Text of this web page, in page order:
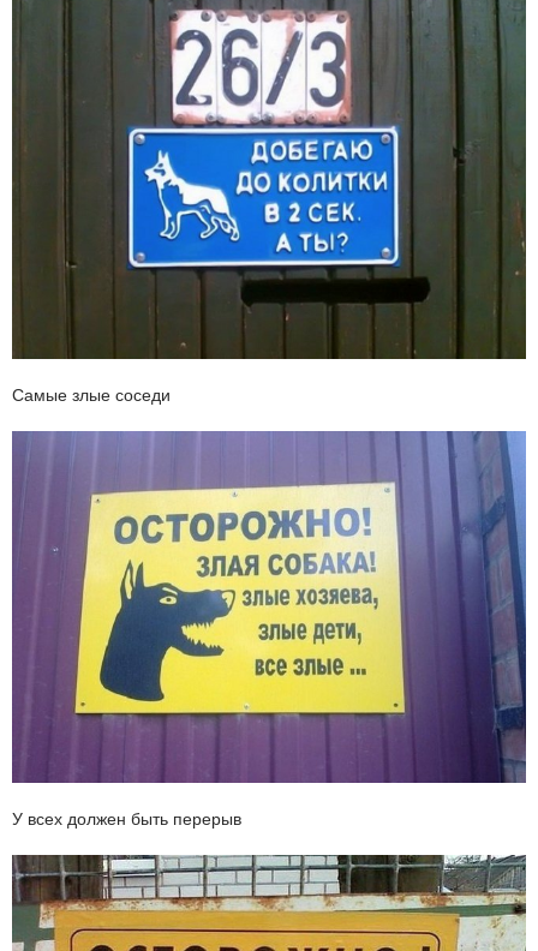
Самые злые соседи
У всех должен быть перерыв